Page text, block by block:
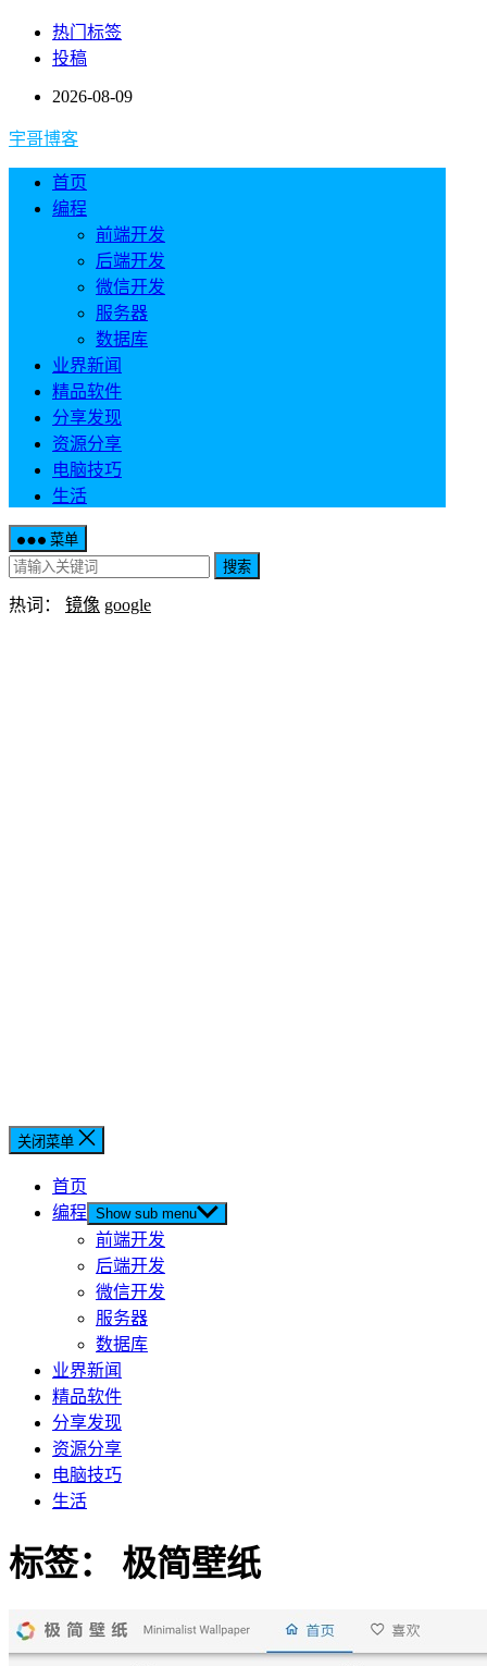
热门标签
投稿
2026-08-09
宇哥博客
首页
编程
前端开发
后端开发
微信开发
服务器
数据库
业界新闻
精品软件
分享发现
资源分享
电脑技巧
生活
菜单
搜索
热词： 镜像 google
关闭菜单
首页
编程 Show sub menu
前端开发
后端开发
微信开发
服务器
数据库
业界新闻
精品软件
分享发现
资源分享
电脑技巧
生活
标签： 极简壁纸